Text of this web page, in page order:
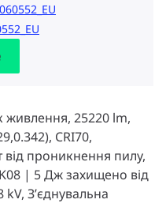
живлення, 25220 lm,
CRI70,
проникнення пилу,
| 5 Дж захищено від
З’єднувальна